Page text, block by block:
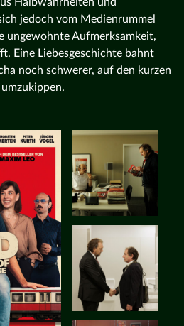
jedoch vom Medienrummel
ungewohnte Aufmerksamkeit,
Eine Liebesgeschichte bahnt
noch schwerer, auf den kurzen